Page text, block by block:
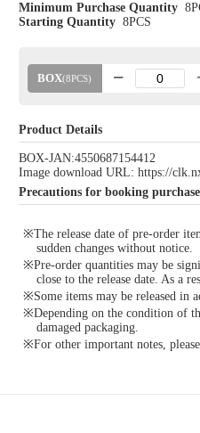
Minimum Purchase Quantity
Starting Quantity 8PCS
BOX(8PCS)
Product Details
BOX-JAN:4550687154412
Image download URL: https://
Precautions for booking
※The release date of pre-order
sudden changes without notice.
※Pre-order quantities may be
close to the release date. As a
※Some items may be released in
※Depending on the condition of
damaged packaging.
※For other important notes,